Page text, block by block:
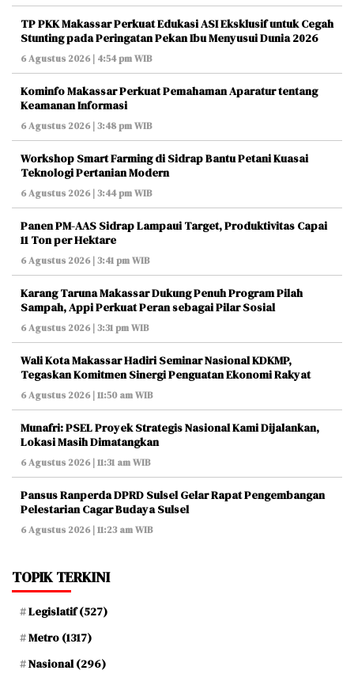
TP PKK Makassar Perkuat Edukasi ASI Eksklusif untuk Cegah
Stunting pada Peringatan Pekan Ibu Menyusui Dunia 2026
6 Agustus 2026 | 4:54 pm WIB
Kominfo Makassar Perkuat Pemahaman Aparatur tentang
Keamanan Informasi
6 Agustus 2026 | 3:48 pm WIB
Workshop Smart Farming di Sidrap Bantu Petani Kuasai
Teknologi Pertanian Modern
6 Agustus 2026 | 3:44 pm WIB
Panen PM-AAS Sidrap Lampaui Target, Produktivitas Capai
11 Ton per Hektare
6 Agustus 2026 | 3:41 pm WIB
Karang Taruna Makassar Dukung Penuh Program Pilah
Sampah, Appi Perkuat Peran sebagai Pilar Sosial
6 Agustus 2026 | 3:31 pm WIB
Wali Kota Makassar Hadiri Seminar Nasional KDKMP,
Tegaskan Komitmen Sinergi Penguatan Ekonomi Rakyat
6 Agustus 2026 | 11:50 am WIB
Munafri: PSEL Proyek Strategis Nasional Kami Dijalankan,
Lokasi Masih Dimatangkan
6 Agustus 2026 | 11:31 am WIB
Pansus Ranperda DPRD Sulsel Gelar Rapat Pengembangan
Pelestarian Cagar Budaya Sulsel
6 Agustus 2026 | 11:23 am WIB
TOPIK TERKINI
Legislatif(527)
Metro (1317)
Nasional(296)